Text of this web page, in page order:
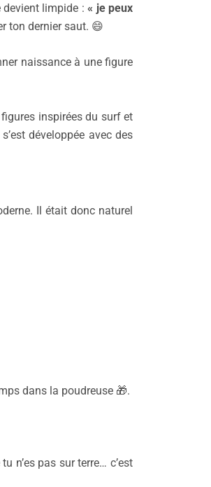
devient limpide :« je peux
ton dernier saut. 😄
naissance à une figure
inspirées du surf et
développée avec des
Il était donc naturel
dans la poudreuse 🎁.
n’es pas sur terre… c’est